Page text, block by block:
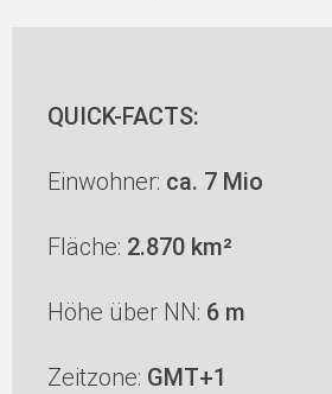
QUICK-FACTS:
Einwohner: ca. 7 Mio
Fläche: 2.870 km²
Höhe über NN: 6 m
Zeitzone: GMT+1